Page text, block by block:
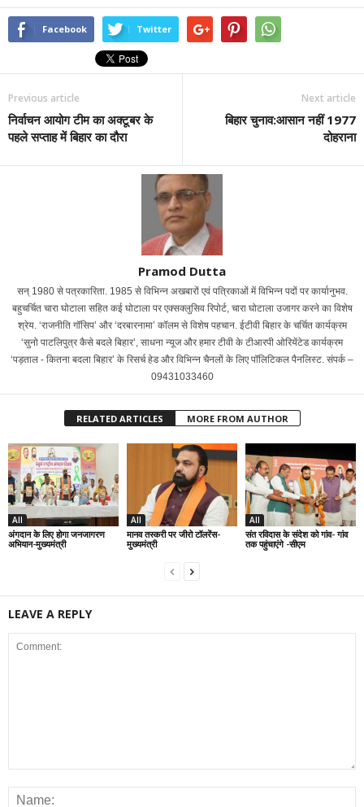
Facebook Twitter
Previous article
निर्वाचन आयोग टीम का अक्टूबर के
पहले सप्ताह में बिहार का दौरा
Next article
बिहार चुनाव:आसान नहीं 1977
दोहराना
Pramod Dutta
सन् 1980 से पत्रकारिता. 1985 से विभिन्न अखबारों एवं पत्रिकाओं में विभिन्न पदों पर कार्यानुभव.
बहुचर्चित चारा घोटाला सहित कई घोटाला पर एक्सक्लुसिव रिपोर्ट, चारा घोटाला उजागर करने का विशेष
श्रेय. ‘राजनीति गॉसिप’ और ‘दरबारनामा’ कॉलम से विशेष पहचान. ईटीवी बिहार के चर्चित कार्यक्रम
‘सुनो पाटलिपुत्र कैसे बदले बिहार’, साधना न्यूज और हमार टीवी के टीआरपी ओरियेंटेड कार्यक्रम
‘पड़ताल - कितना बदला बिहार’ के रिसर्च हेड और विभिन्न चैनलों के लिए पॉलिटिकल पैनलिस्ट. संपर्क –
09431033460
RELATED ARTICLES MORE FROM AUTHOR
All
अंगदान के लिए होगा जनजागरण
अभियान-मुख्यमंत्री
All
मानव तस्करी पर जीरो टॉलरेंस-
मुख्यमंत्री
All
संत रविदास के संदेश को गांव- गांव
तक पहुंचाएंगे -सीएम
LEAVE A REPLY